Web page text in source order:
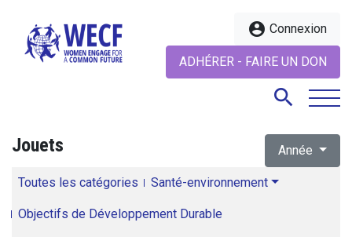
account_circle Connexion
ADHÉRER - FAIRE UN DON
search
Jouets Année
Toutes les catégories Santé-environnement
Objectifs de Développement Durable